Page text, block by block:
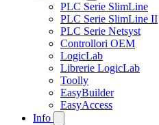
PLC Serie SlimLine
PLC Serie SlimLine II
PLC Serie Netsyst
Controllori OEM
LogicLab
Librerie LogicLab
Toolly
EasyBuilder
EasyAccess
Info